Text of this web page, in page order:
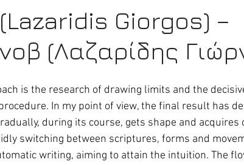
Giorgos) –
(Λαζαρίδης
is the research of drawing limits and the
In my point of view, the final result has
during its course, gets shape and acquires
switching between scriptures, forms and
writing, aiming to attain the intuition. The